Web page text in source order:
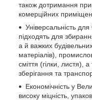
також дотримання
комерційних
Універсальність
підходять для
а й важких
матеріалів),
сміття (гілки, листя),
зберігання та
Економічність у
високу міцність,